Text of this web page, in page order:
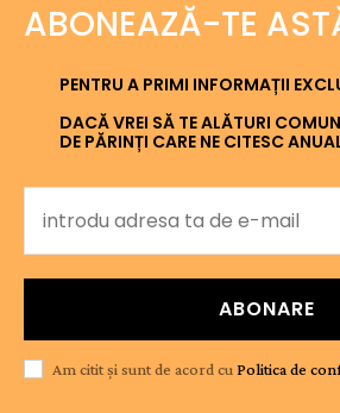
ABONEAZĂ-TE
PENTRU A PRIMI INFORMAȚII
DACĂ VREI SĂ TE ALĂTURI
DE PĂRINȚI CARE NE CITESC
ABONARE
Am citit și sunt de acord cu Politica de